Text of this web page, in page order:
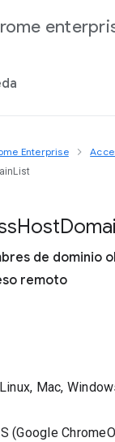
Enterprise
Host
de dominio
remoto
Mac,
(Google